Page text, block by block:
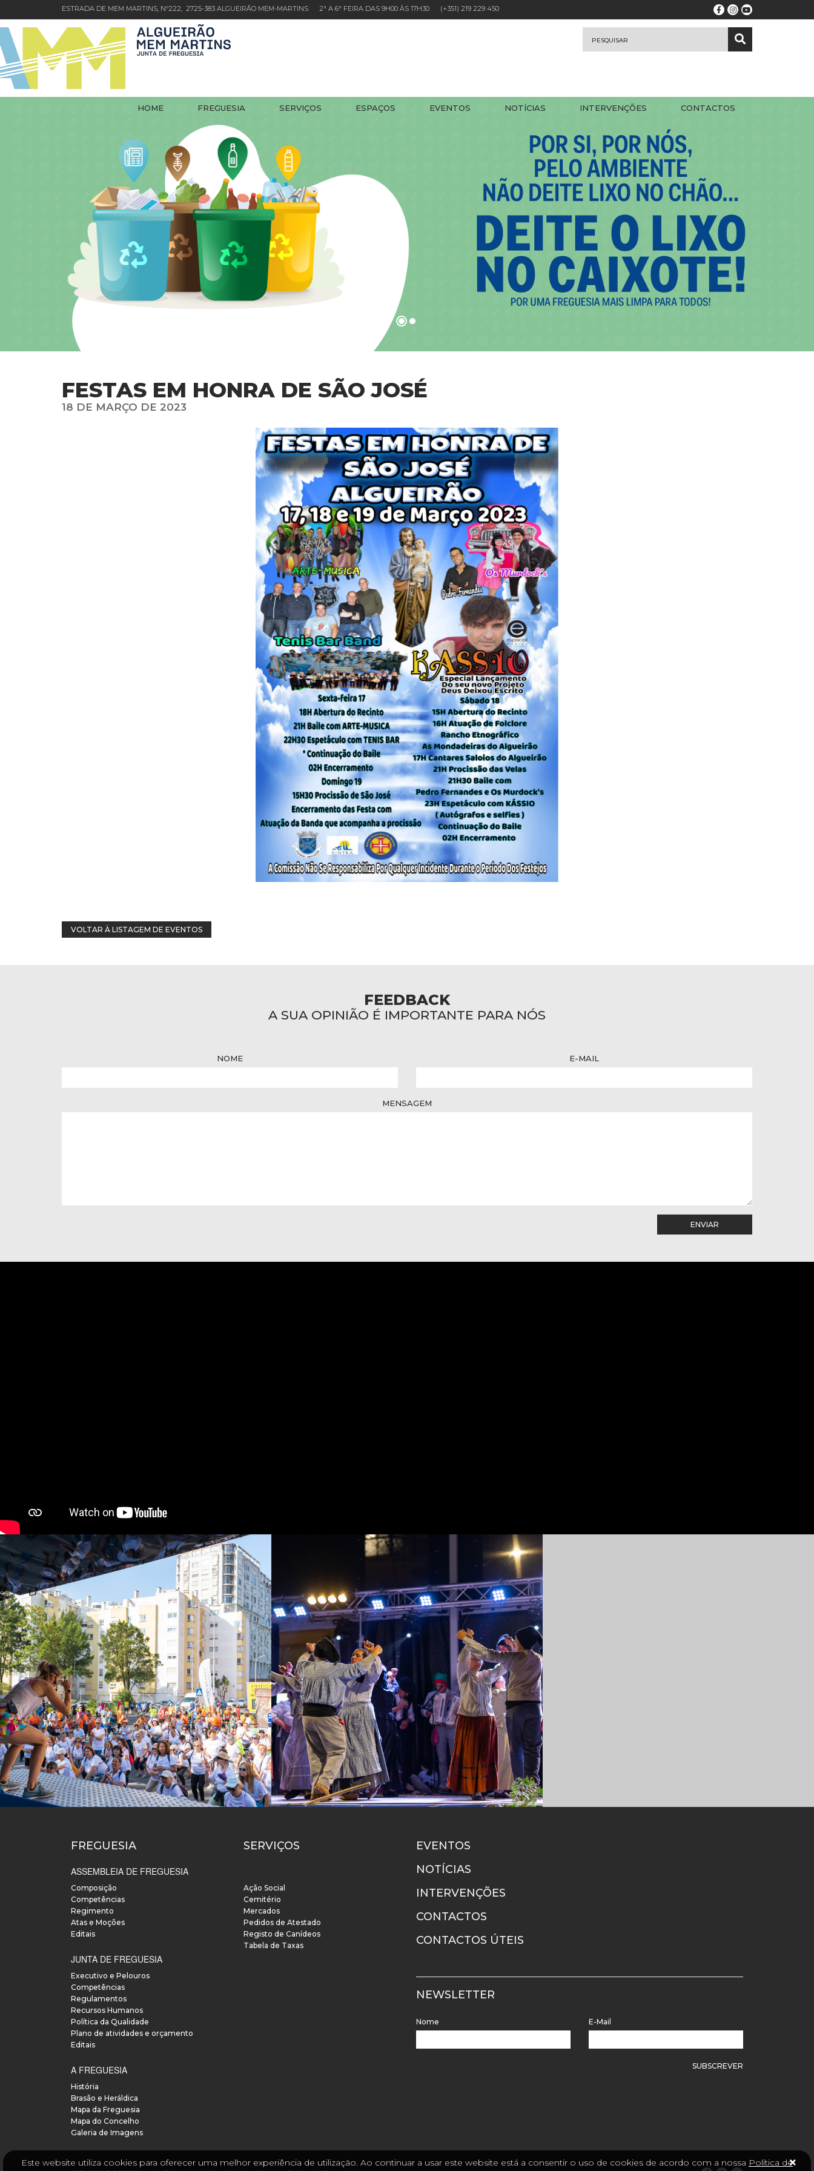
ESTRADA DE MEM MARTINS, Nº222, 2725-383 ALGUEIRÃO MEM-MARTINS 2ª A 6ª FEIRA DAS 9H00 ÀS 17H30 (+351) 219 229 450
HOME FREGUESIA SERVIÇOS ESPAÇOS EVENTOS NOTÍCIAS INTERVENÇÕES CONTACTOS
FESTAS EM HONRA DE SÃO JOSÉ
18 DE MARÇO DE 2023
VOLTAR À LISTAGEM DE EVENTOS
FEEDBACK
A SUA OPINIÃO É IMPORTANTE PARA NÓS
NOME E-MAIL
MENSAGEM
ENVIAR
FREGUESIA
ASSEMBLEIA DE FREGUESIA
Composição
Competências
Regimento
Atas e Moções
Editais
JUNTA DE FREGUESIA
Executivo e Pelouros
Competências
Regulamentos
Recursos Humanos
Política da Qualidade
Plano de atividades e orçamento
Editais
A FREGUESIA
História
Brasão e Heráldica
Mapa da Freguesia
Mapa do Concelho
Galeria de Imagens
SERVIÇOS
Ação Social
Cemitério
Mercados
Pedidos de Atestado
Registo de Canídeos
Tabela de Taxas
EVENTOS
NOTÍCIAS
INTERVENÇÕES
CONTACTOS
CONTACTOS ÚTEIS
NEWSLETTER
Nome E-Mail
SUBSCREVER
Este website utiliza cookies para oferecer uma melhor experiência de utilização. Ao continuar a usar este website está a consentir o uso de cookies de acordo com a nossa Política de